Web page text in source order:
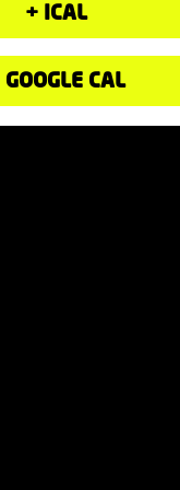
+ ICAL
CAL